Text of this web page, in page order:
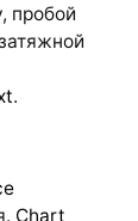
пробой
.
Chart